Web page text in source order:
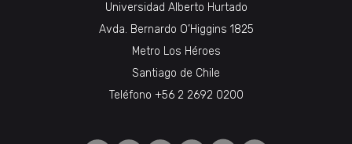
Universidad Alberto Hurtado
Avda. Bernardo O’Higgins 1825
Metro Los Héroes
Santiago de Chile
Teléfono +56 2 2692 0200